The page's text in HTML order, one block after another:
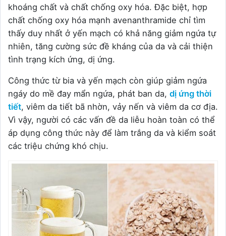
khoáng chất và chất chống oxy hóa. Đặc biệt, hợp
chất chống oxy hóa mạnh avenanthramide chỉ tìm
thấy duy nhất ở yến mạch có khả năng giảm ngứa tự
nhiên, tăng cường sức đề kháng của da và cải thiện
tình trạng kích ứng, dị ứng.
Công thức từ bia và yến mạch còn giúp giảm ngứa
ngáy do mề đay mẩn ngứa, phát ban da, dị ứng thời
tiết, viêm da tiết bã nhờn, vảy nến và viêm da cơ địa.
Vì vậy, người có các vấn đề da liễu hoàn toàn có thể
áp dụng công thức này để làm trắng da và kiểm soát
các triệu chứng khó chịu.